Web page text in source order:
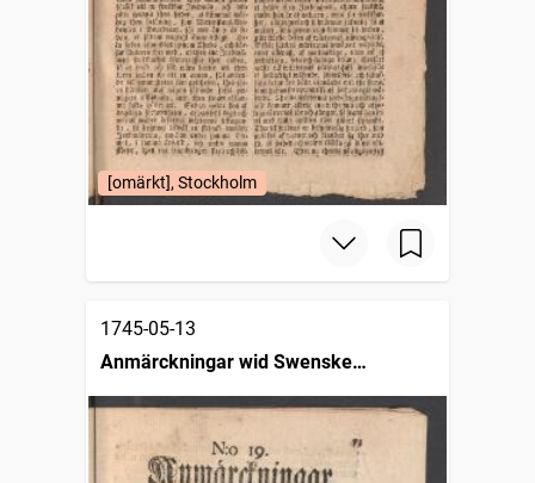
[omärkt], Stockholm
1745-05-13
Anmärckningar wid Swenske